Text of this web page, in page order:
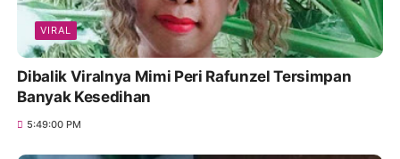
VIRAL
Dibalik Viralnya Mimi Peri Rafunzel Tersimpan
Banyak Kesedihan
5:49:00 PM